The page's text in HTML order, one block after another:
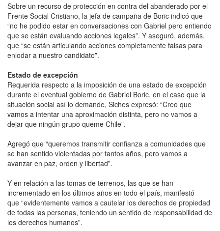
Sobre un recurso de protección en contra del abanderado por el
Frente Social Cristiano, la jefa de campaña de Boric indicó que
“no he podido estar en conversaciones con Gabriel pero entiendo
que se están evaluando acciones legales”. Y aseguró, además,
que “se están articulando acciones completamente falsas para
enlodar a nuestro candidato”.
Estado de excepción
Requerida respecto a la imposición de una estado de excepción
durante el eventual gobierno de Gabriel Boric, en el caso que la
situación social así lo demande, Siches expresó: “Creo que
vamos a intentar una aproximación distinta, pero no vamos a
dejar que ningún grupo queme Chile”.
Agregó que “queremos transmitir confianza a comunidades que
se han sentido violentadas por tantos años, pero vamos a
avanzar en paz, orden y libertad”.
Y en relación a las tomas de terrenos, las que se han
incrementado en los últimos años en todo el país, manifestó
que “evidentemente vamos a cautelar los derechos de propiedad
de todas las personas, teniendo un sentido de responsabilidad de
los derechos humanos”.